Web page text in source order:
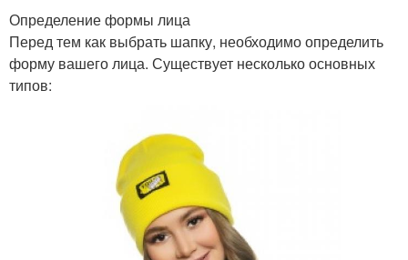
Определение формы лица
Перед тем как выбрать шапку, необходимо определить
форму вашего лица. Существует несколько основных
типов: